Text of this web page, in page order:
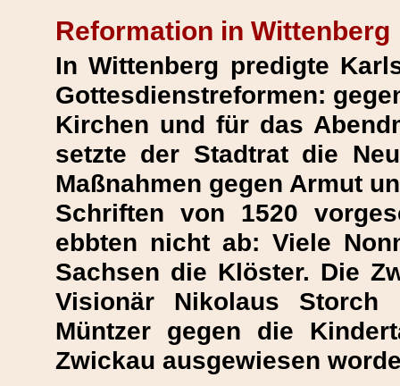
Reformation in Wittenberg
In Wittenberg predigte
Gottesdienstreformen:
Kirchen und für das
setzte der Stadtrat die
Maßnahmen gegen Armut
Schriften von 1520
ebbten nicht ab: Viele
Sachsen die Klöster. Die
Visionär Nikolaus Storch
Müntzer gegen die
Zwickau ausgewiesen